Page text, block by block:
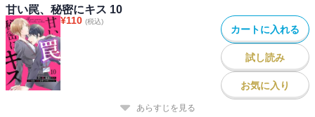
甘い罠、秘密にキス 10
¥110 (税込)
カートに入れる
試し読み
お気に入り
あらすじを見る